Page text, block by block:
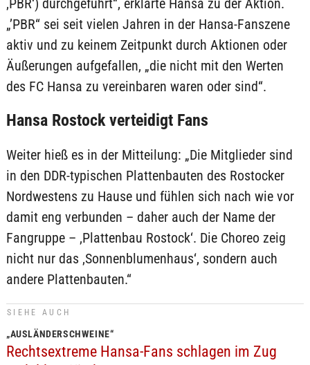
‚PBR‘) durchgeführt“, erklärte Hansa zu der Aktion.
„’PBR“ sei seit vielen Jahren in der Hansa-Fanszene
aktiv und zu keinem Zeitpunkt durch Aktionen oder
Äußerungen aufgefallen, „die nicht mit den Werten
des FC Hansa zu vereinbaren waren oder sind“.
Hansa Rostock verteidigt Fans
Weiter hieß es in der Mitteilung: „Die Mitglieder sind
in den DDR-typischen Plattenbauten des Rostocker
Nordwestens zu Hause und fühlen sich nach wie vor
damit eng verbunden – daher auch der Name der
Fangruppe – ‚Plattenbau Rostock‘. Die Choreo zeig
nicht nur das ‚Sonnenblumenhaus‘, sondern auch
andere Plattenbauten.“
SIEHE AUCH
„AUSLÄNDERSCHWEINE“
Rechtsextreme Hansa-Fans schlagen im Zug